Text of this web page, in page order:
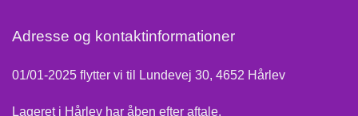
Adresse og kontaktinformationer
01/01-2025 flytter vi til Lundevej 30, 4652 Hårlev
Lageret i Hårlev har åben efter aftale.